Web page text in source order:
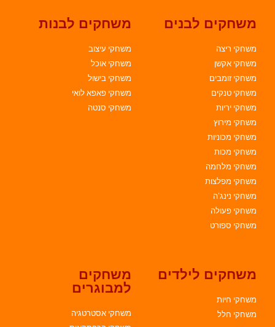
משחקים לבנים
משחקי ריצה
משחקי אקשן
משחקי זומבים
משחקי טנקים
משחקי יריות
משחקי מירוץ
משחקי מכוניות
משחקי מכות
משחקי מלחמה
משחקי מפלצות
משחקי נינג'ה
משחקי פעולה
משחקי ספורט
משחקים לבנות
משחקי עיצוב
משחקי אוכל
משחקי בישול
משחקי פאפא לואי
משחקי סנטה
משחקים לילדים
משחקי חיות
משחקי חלל
משחקים
למבוגרים
משחקי אסטרטגיה